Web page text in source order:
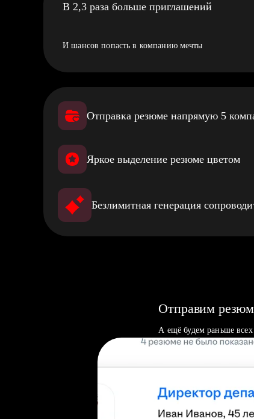
В 2,3 раза больше приглашений
И шансов попасть в компанию мечты
Отправка резюме напрямую 5
Яркое выделение резюме цветом
Безлимитная генерация
Отправим
А ещё будем раньше